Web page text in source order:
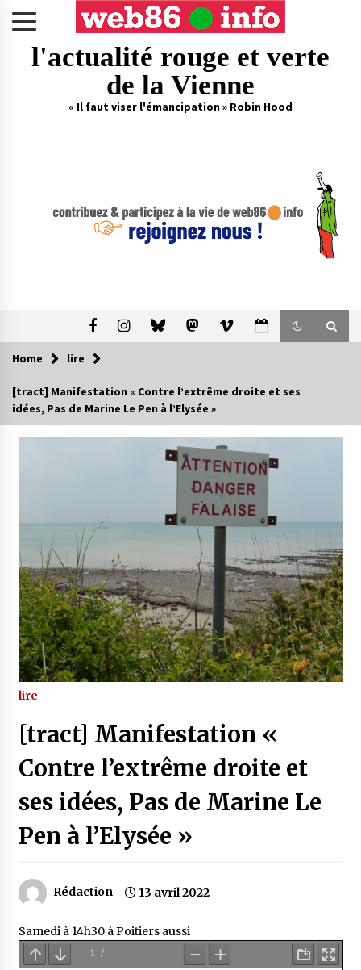
l'actualité rouge et verte
de la Vienne
« Il faut viser l'émancipation » Robin Hood
Home lire
[tract] Manifestation « Contre l’extrême droite et ses
idées, Pas de Marine Le Pen à l’Elysée »
lire
[tract] Manifestation «
Contre l’extrême droite et
ses idées, Pas de Marine Le
Pen à l’Elysée »
Rédaction 13 avril 2022
Samedi à 14h30 à Poitiers aussi